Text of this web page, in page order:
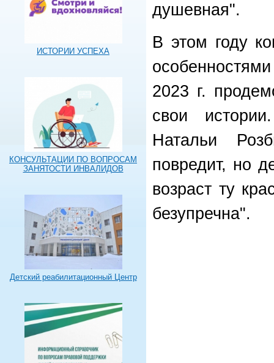
ИСТОРИИ УСПЕХА
КОНСУЛЬТАЦИИ ПО ВОПРОСАМ
ЗАНЯТОСТИ ИНВАЛИДОВ
Детский реабилитационный Центр
душевная".
В этом году
2023 г.
свои
Натальи
повредит, но
возраст ту
безупречна".